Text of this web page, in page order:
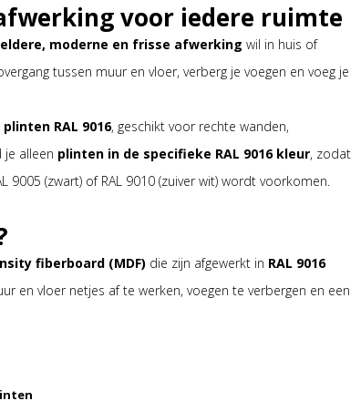
voor iedere ruimte
moderne en frisse afwerking wil in huis of
tussen muur en vloer, verberg je voegen en voeg je
plinten RAL 9016, geschikt voor rechte wanden,
alleen plinten in de specifieke RAL 9016 kleur, zodat
9005 (zwart) of RAL 9010 (zuiver wit) wordt voorkomen.
fiberboard (MDF) die zijn afgewerkt in RAL 9016
en vloer netjes af te werken, voegen te verbergen en een